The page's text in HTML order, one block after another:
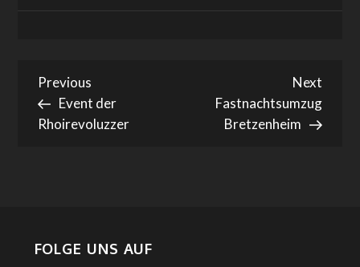
Beitragsnavigation
Previous
Post
Previous
Event der
Rhoirevoluzzer
Next
Post
Next
Fastnachtsumzug
Bretzenheim
FOLGE UNS AUF